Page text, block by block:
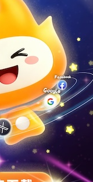
反对[0]
速器
八戒看书
速器
快连加速器app
加速器